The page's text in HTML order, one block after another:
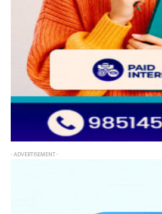
- ADVERTISEMENT -